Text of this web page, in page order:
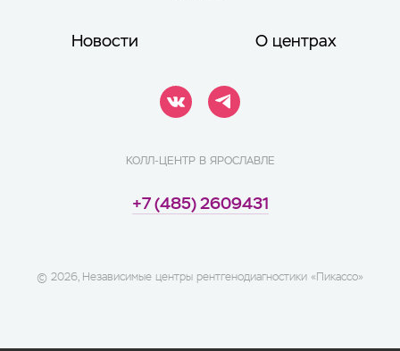
Новости О центрах
КОЛЛ-ЦЕНТР В ЯРОСЛАВЛЕ
+7 (485) 2609431
© 2026, Независимые центры рентгенодиагностики «Пикассо»